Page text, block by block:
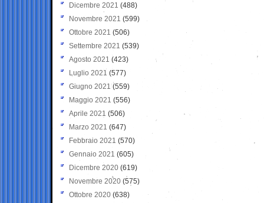
Dicembre 2021 (488)
Novembre 2021 (599)
Ottobre 2021 (506)
Settembre 2021 (539)
Agosto 2021 (423)
Luglio 2021 (577)
Giugno 2021(559)
Maggio 2021 (556)
Aprile 2021 (506)
Marzo 2021 (647)
Febbraio 2021 (570)
Gennaio 2021 (605)
Dicembre 2020 (619)
Novembre 2020 (575)
Ottobre 2020 (638)